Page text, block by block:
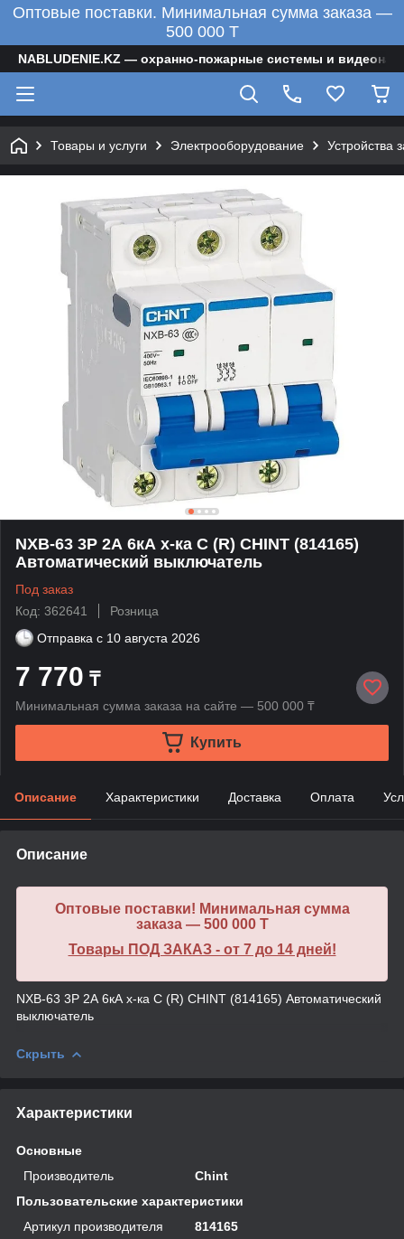
Оптовые поставки. Минимальная сумма заказа —
500 000 T
NABLUDENIE.KZ — охранно-пожарные системы и
Товары и услуги Электрооборудование Устройства
NXB-63 3P 2А 6кА х-ка C (R) CHINT (814165)
Автоматический выключатель
Под заказ
Код: 362641
Розница
Отправка с 10 августа 2026
7 770 ₸
Минимальная сумма заказа на сайте — 500 000 ₸
Купить
Описание Характеристики Доставка Оплата
Описание
Оптовые поставки! Минимальная сумма
заказа — 500 000 T
Товары ПОД ЗАКАЗ - от 7 до 14 дней!
NXB-63 3P 2А 6кА х-ка C (R) CHINT (814165) Автоматический
выключатель
Скрыть
Характеристики
Основные
Производитель
Chint
Пользовательские характеристики
Артикул производителя
814165